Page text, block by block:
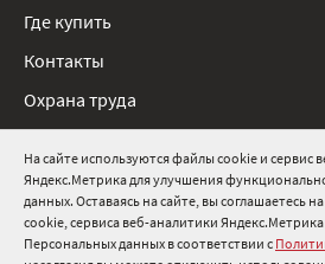
На сайте используются файлы cookie и сервис
Яндекс.Метрика для улучшения
данных. Оставаясь на сайте, вы соглашаетесь
cookie, сервиса веб-аналитики
Персональных данных в соответствии с
8 800 511 91 82
info@onduline.ru
Где купить
Контакты
Охрана труда